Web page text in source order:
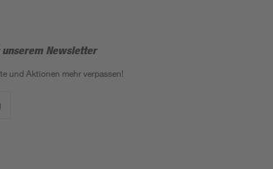
Newsletter
und Aktionen mehr verpassen!